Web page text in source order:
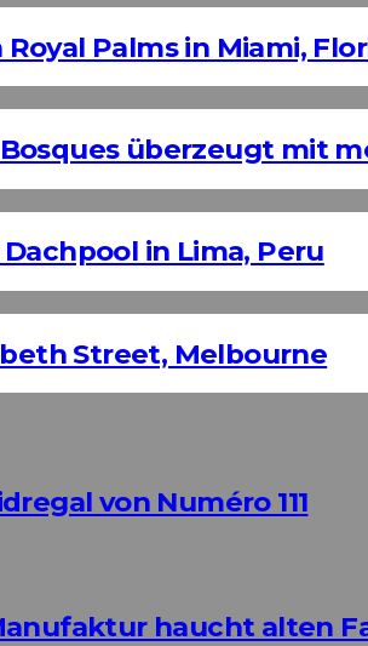
Palms in Miami,
Bosques überzeugt mit
in Lima, Peru
Street, Melbourne
von Numéro 111
haucht alten